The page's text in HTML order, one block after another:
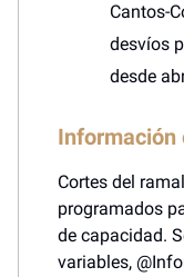
Cantos-
desvíos
desde
Información
Cortes del
programados
de capacidad.
variables,